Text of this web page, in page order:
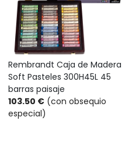
Rembrandt Caja de Madera
Soft Pasteles 300H45L 45
barras paisaje
103.50 € (con obsequio
especial)